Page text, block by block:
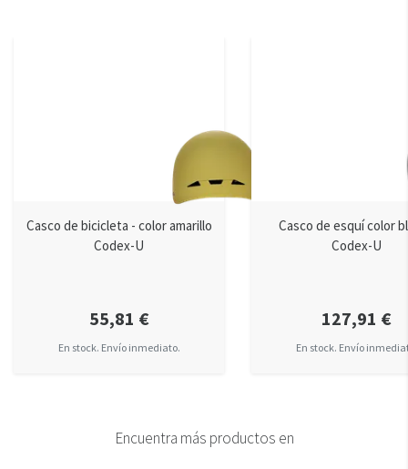
Casco de bicicleta - color amarillo
Codex-U
55,81 €
En stock. Envío inmediato.
Casco de esquí color
Codex-U
127,91 €
En stock. Envío
Encuentra más productos en